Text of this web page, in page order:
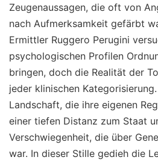
Zeugenaussagen, die oft von
nach Aufmerksamkeit gefärbt
Ermittler Ruggero Perugini
psychologischen Profilen
bringen, doch die Realität der
jeder klinischen
Landschaft, die ihre eigenen
einer tiefen Distanz zum Staat
Verschwiegenheit, die über
war. In dieser Stille gedieh die